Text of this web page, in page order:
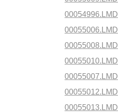
00054996.LMD
00055006.LMD
00055008.LMD
00055010.LMD
00055007.LMD
00055012.LMD
00055013.LMD